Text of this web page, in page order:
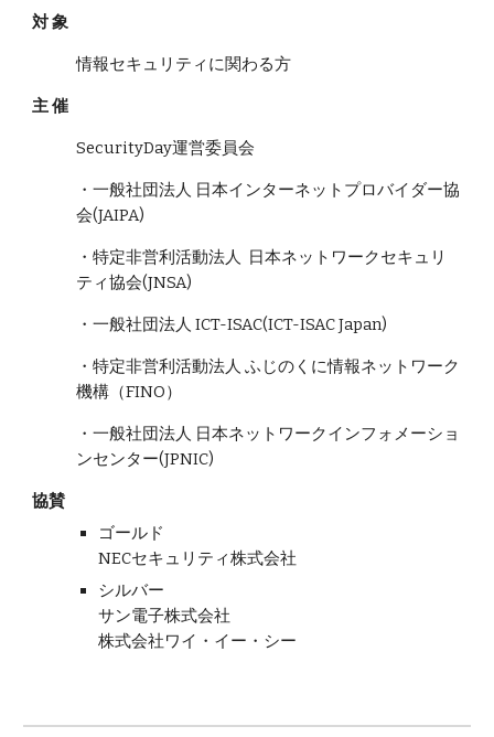
対 象
情報セキュリティに関わる方
主 催
SecurityDay運営委員会
・一般社団法人 日本インターネットプロバイダー協
会(JAIPA)
・特定非営利活動法人 日本ネットワークセキュリ
ティ協会(JNSA)
・一般社団法人ICT-ISAC(ICT-ISAC Japan)
・特定非営利活動法人 ふじのくに情報ネットワーク
機構（FINO）
・一般社団法人 日本ネットワークインフォメーショ
ンセンター(JPNIC)
協賛
ゴールド
NECセキュリティ株式会社
シルバー
サン電子株式会社
株式会社ワイ・イー・シー